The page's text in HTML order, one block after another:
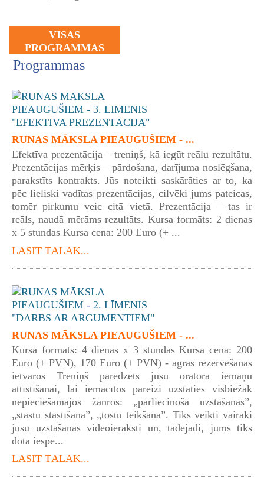
VISAS
PROGRAMMAS
Programmas
RUNAS MĀKSLA PIEAUGUŠIEM - ...
Efektīva prezentācija – treniņš, kā iegūt reālu rezultātu.
Prezentācijas mērķis – pārdošana, darījuma noslēgšana,
parakstīts kontrakts. Jūs noteikti saskārāties ar to, ka
pēc lieliski vadītas prezentācijas, cilvēki jums pateicas,
tomēr pirkumu veic citā vietā. Prezentācija – tas ir
reāls, naudā mērāms rezultāts. Kursa formāts: 2 dienas
x 5 stundas Kursa cena: 200 Euro (+ ...
LASĪT TĀLĀK...
RUNAS MĀKSLA PIEAUGUŠIEM - ...
Kursa formāts: 4 dienas x 3 stundas Kursa cena: 200
Euro (+ PVN), 170 Euro (+ PVN) - agrās rezervēšanas
ietvaros Treniņš paredzēts jūsu oratora iemaņu
attīstīšanai, lai iemācītos pareizi uzstāties visbiežāk
nepieciešamajos žanros: „pārliecinoša uzstāšanās”,
„stāstu stāstīšana”, „tostu teikšana”. Tiks veikti vairāki
jūsu uzstāšanās videoieraksti un, tādējādi, jums tiks
dota iespē...
LASĪT TĀLĀK...